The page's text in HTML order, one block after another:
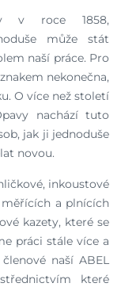
v roce 1858,
může stát
naší práce. Pro
nekonečna,
O více než století
nachází tuto
jak ji jednoduše
novou.
inkoustové
a plnících
kazety, které se
práci stále více a
naší ABEL
které